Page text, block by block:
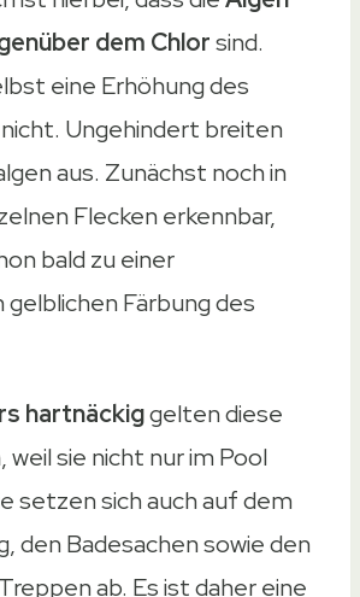
dem Chlorsind.
eine Erhöhung des
Ungehindert breiten
aus. Zunächst noch in
Flecken erkennbar,
bald zu einer
Färbung des
hartnäckiggelten diese
weil sie nicht nur im Pool
setzen sich auch auf dem
den Badesachen sowie den
ab. Es ist daher eine